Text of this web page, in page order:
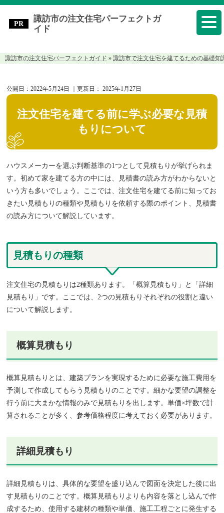
諏訪市の注文住宅パーフェクトガ
イド
諏訪市の注文住宅パーフェクトガイド » 諏訪市で注文住宅を建てるための基礎知
公開日：2022年5月24日 ｜更新日：2025年1月27日
注文住宅を建てる前に学ぶ必要な見積
もりについて
ハウスメーカーを選ぶ判断基準の1つとして見積もりが挙げられま
す。初めて家を建てる方の中には、見積書の読み方がわからないと
いう方も多いでしょう。ここでは、注文住宅を建てる前に知ってお
きたい見積もりの種類や見積もりを依頼する際のポイント、見積書
の読み方について解説しています。
見積もりの種類
注文住宅の見積もりは2種類あります。「概算見積もり」と「詳細
見積もり」です。ここでは、2つの見積もりそれぞれの役割と違い
について解説します。
概算見積もり
概算見積もりとは、建築プランを実現するために必要な施工費用を
予測して作成してもらう見積もりのことです。細かな要望の調整を
行う前に大まかな情報のみで見積もりを出します。単価×坪数で計
算されることが多く、参考価格程度に考えておく必要があります。
詳細見積もり
詳細見積もりは、具体的な要望を盛り込んで図面を決定した後に出
す見積もりのことです。概算見積もりよりも内容を落とし込んで作
成するため、使用する建材の種類や単価、施工工程ごとに発生する